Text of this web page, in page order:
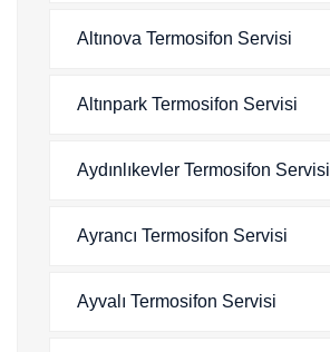
Altınova Termosifon Servisi
Altınpark Termosifon Servisi
Aydınlıkevler Termosifon Servisi
Ayrancı Termosifon Servisi
Ayvalı Termosifon Servisi